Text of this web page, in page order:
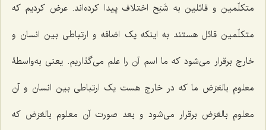
متکلّمین و قائلین به شَبَح اختلاف پیدا کرده‌اند. عرض کردیم که
متکلّمین قائل هستند به اینکه یک اضافه و ارتباطی بین انسان و
خارج برقرار می‌شود که ما اسم آن را علم می‌گذاریم. یعنی به‌واسطۀ
معلوم بالعَرَض ما که در خارج هست یک ارتباطی بین انسان و آن
معلوم بالعَرَض برقرار می‌شود و بعد صورت آن معلوم بالعَرَض که